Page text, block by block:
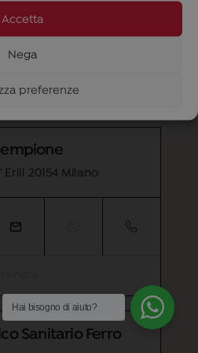
Accetta
Nega
preferenze
Erill 20154 Milano
Sanitario Ferro
Hai bisogno di aiuto?